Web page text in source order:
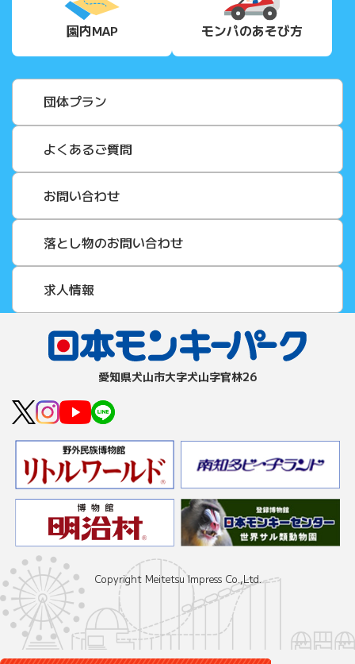
園内MAP モンパのあそび方
団体プラン
よくあるご質問
お問い合わせ
落とし物のお問い合わせ
求人情報
愛知県⽝⼭市⼤字⽝⼭字官林26
Copyright Meitetsu Impress Co.,Ltd.